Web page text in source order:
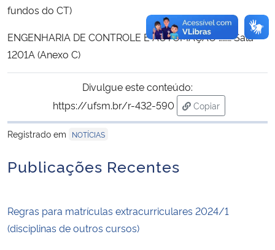
fundos do CT)
ENGENHARIA DE CONTROLE E AUTOMAÇÃO ……… Sala
1201A (Anexo C)
Divulgue este conteúdo:
https://ufsm.br/r-432-590
Copiar
para área de
Registrado em
NOTÍCIAS
Publicações Recentes
Regras para matrículas extracurriculares 2024/1
(disciplinas de outros cursos)